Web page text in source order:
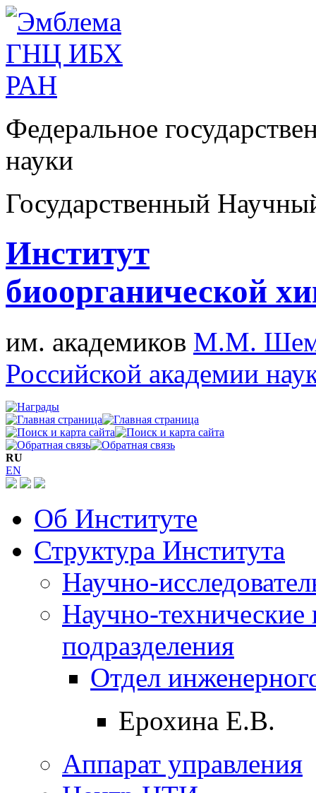
Федеральное
науки
Государственный
Институт
биоорганической
им. академиков М.М.
Российской академии
RU
EN
Об Институте
Структура Института
Научно-
Научно-технические
подразделения
Отдел
Ерохина Е.В.
Аппарат управления